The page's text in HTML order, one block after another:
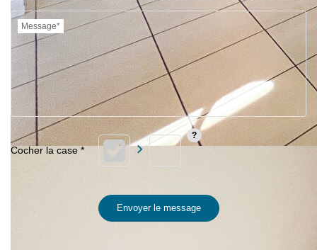
Message*
Envoyer le message